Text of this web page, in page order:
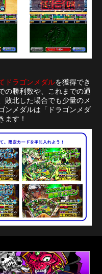
ドラゴンメダルを獲得でき
の勝利数や、これまでの通
敗北した場合でも少量のメ
ンメダルは「ドラゴンメダ
ます！